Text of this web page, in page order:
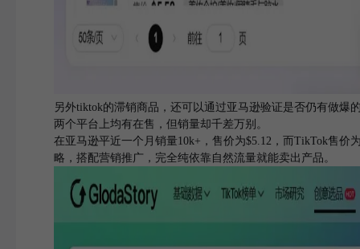
另外tiktok的滞销商品，还可以通过亚马逊验证是否仍有做爆
两个平台上均有在售，但销量却千差万别。
在亚马逊平近一个月销量10k+，售价为$5.12，而TikTok售
略，搭配营销推广，完全纯依靠自然流量就能卖出产品。